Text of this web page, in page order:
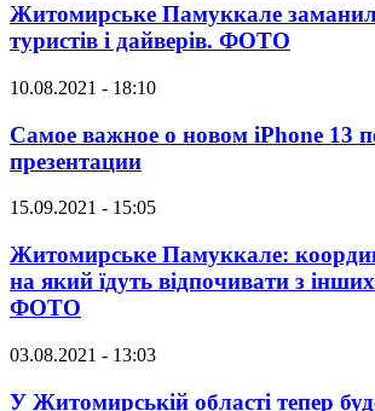
Житомирське Памуккале
туристів і дайверів. ФОТО
10.08.2021 - 18:10
Самое важное о новом iPhone 13
презентации
15.09.2021 - 15:05
Житомирське Памуккале:
на який їдуть відпочивати з інших
ФОТО
03.08.2021 - 13:03
У Житомирській області тепер